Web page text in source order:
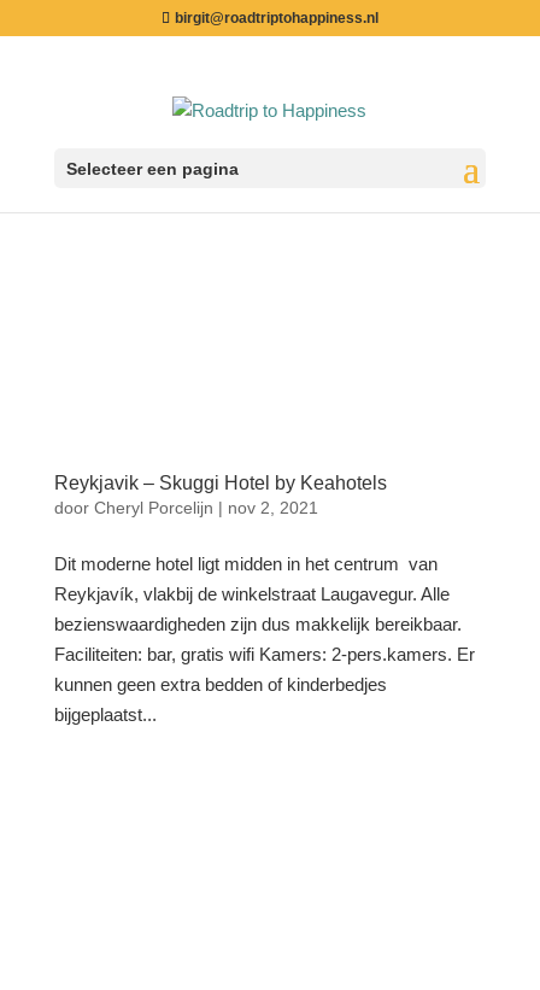
birgit@roadtriptohappiness.nl
Selecteer een pagina
Reykjavik – Skuggi Hotel by Keahotels
door Cheryl Porcelijn | nov 2, 2021
Dit moderne hotel ligt midden in het centrum van
Reykjavík, vlakbij de winkelstraat Laugavegur. Alle
bezienswaardigheden zijn dus makkelijk bereikbaar.
Faciliteiten: bar, gratis wifi Kamers: 2-pers.kamers. Er
kunnen geen extra bedden of kinderbedjes
bijgeplaatst...